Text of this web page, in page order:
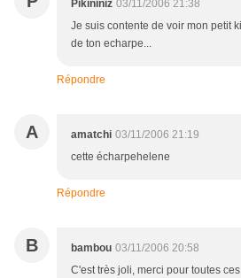
Pikininiz 03/11/2006 21:38
Je suis contente de voir mon petit
de ton echarpe...
Répondre
A amatchi 03/11/2006 21:19
cette écharpehelene
Répondre
B bambou 03/11/2006 20:58
C'est très joli, merci pour toutes